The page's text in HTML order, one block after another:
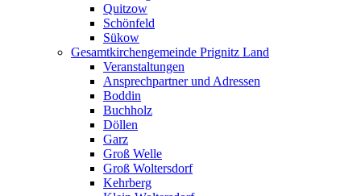
Quitzow
Schönfeld
Sükow
Gesamtkirchengemeinde Prignitz Land
Veranstaltungen
Ansprechpartner und Adressen
Boddin
Buchholz
Döllen
Garz
Groß Welle
Groß Woltersdorf
Kehrberg